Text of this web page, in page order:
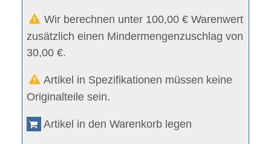
Wir berechnen unter 100,00 € Warenwert
zusätzlich einen Mindermengenzuschlag von
30,00 €.
Artikel in Spezifikationen müssen keine
Originalteile sein.
Artikel in den Warenkorb legen